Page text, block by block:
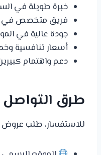
خبرة طويلة في
فريق متخصص في
جودة عالية في
أسعار تنافسية
دعم واهتمام
طرق
للاستفسار، طلب عروض